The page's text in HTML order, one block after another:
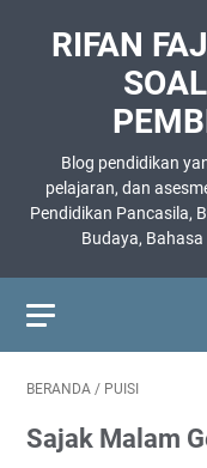
RIFAN
Blog pendidikan
pelajaran, dan
Pendidikan Pancasila,
Budaya,
BERANDA / PUISI
Sajak Malam